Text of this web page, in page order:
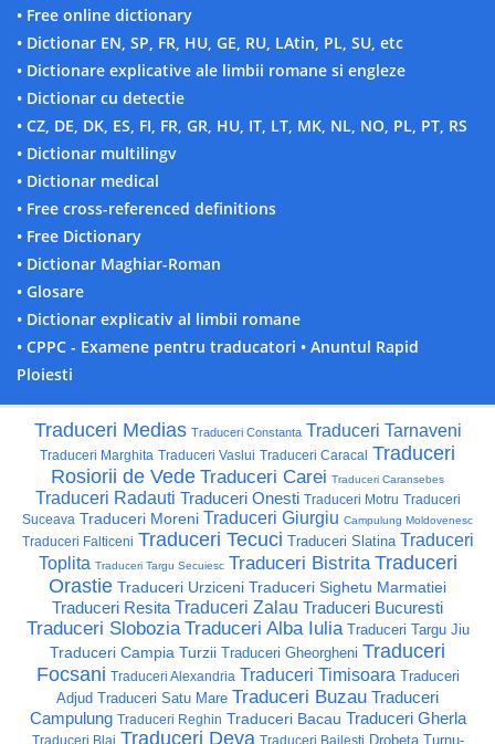
• Free online dictionary
• Dictionar EN, SP, FR, HU, GE, RU, LAtin, PL, SU, etc
• Dictionare explicative ale limbii romane si engleze
• Dictionar cu detectie
• CZ, DE, DK, ES, FI, FR, GR, HU, IT, LT, MK, NL, NO, PL, PT, RS
• Dictionar multilingv
• Dictionar medical
• Free cross-referenced definitions
• Free Dictionary
• Dictionar Maghiar-Roman
• Glosare
• Dictionar explicativ al limbii romane
• CPPC - Examene pentru traducatori • Anuntul Rapid
Ploiesti
Traduceri Medias Traduceri Constanta Traduceri Tarnaveni
Traduceri Marghita Traduceri Vaslui Traduceri Caracal Traduceri
Rosiorii de Vede Traduceri Carei Traduceri Caransebes
Traduceri Radauti Traduceri Onesti Traduceri Motru Traduceri
Suceava Traduceri Moreni Traduceri Giurgiu Campulung Moldovenesc
Traduceri Falticeni Traduceri Tecuci Traduceri Slatina Traduceri
Toplita Traduceri Targu Secuiesc Traduceri Bistrita Traduceri
Orastie Traduceri Urziceni Traduceri Sighetu Marmatiei
Traduceri Resita Traduceri Zalau Traduceri Bucuresti
Traduceri Slobozia Traduceri Alba Iulia Traduceri Targu Jiu
Traduceri Campia Turzii Traduceri Gheorgheni Traduceri
Focsani Traduceri Alexandria Traduceri Timisoara Traduceri
Adjud Traduceri Satu Mare Traduceri Buzau Traduceri
Campulung Traduceri Reghin Traduceri Bacau Traduceri Gherla
Traduceri Blaj Traduceri Deva Traduceri Bailesti Drobeta Turnu-